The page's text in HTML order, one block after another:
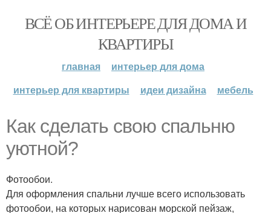
ВСЁ ОБ ИНТЕРЬЕРЕ ДЛЯ ДОМА И
КВАРТИРЫ
главная
интерьер для дома
интерьер для квартиры
идеи дизайна мебель
Как сделать свою спальню
уютной?
Фотообои.
Для оформления спальни лучше всего использовать
фотообои, на которых нарисован морской пейзаж,